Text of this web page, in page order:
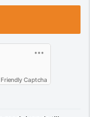
Friendly Captcha